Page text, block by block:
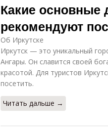
Какие основные
рекомендуют
Об Иркутске
Иркутск — это уникальный
Ангары. Он славится своей
красотой. Для туристов
посетить.
Читать дальше →